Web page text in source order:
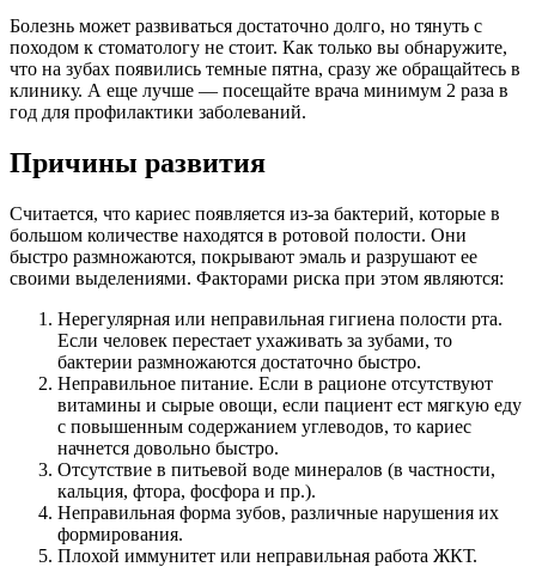
Болезнь может развиваться достаточно долго, но тянуть с
походом к стоматологу не стоит. Как только вы обнаружите,
что на зубах появились темные пятна, сразу же обращайтесь в
клинику. А еще лучше — посещайте врача минимум 2 раза в
год для профилактики заболеваний.
Причины развития
Считается, что кариес появляется из-за бактерий, которые в
большом количестве находятся в ротовой полости. Они
быстро размножаются, покрывают эмаль и разрушают ее
своими выделениями. Факторами риска при этом являются:
Нерегулярная или неправильная гигиена полости рта.
Если человек перестает ухаживать за зубами, то
бактерии размножаются достаточно быстро.
Неправильное питание. Если в рационе отсутствуют
витамины и сырые овощи, если пациент ест мягкую еду
с повышенным содержанием углеводов, то кариес
начнется довольно быстро.
Отсутствие в питьевой воде минералов (в частности,
кальция, фтора, фосфора и пр.).
Неправильная форма зубов, различные нарушения их
формирования.
Плохой иммунитет или неправильная работа ЖКТ.